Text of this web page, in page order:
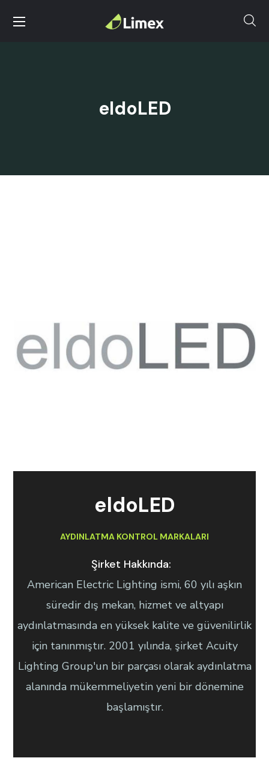
eldoLED
eldoLED
AYDINLATMA KONTROL MARKALARI
Şirket Hakkında:
American Electric Lighting ismi, 60 yılı aşkın
süredir dış mekan, hizmet ve altyapı
aydınlatmasında en yüksek kalite ve güvenilirlik
için tanınmıştır. 2001 yılında, şirket Acuity
Lighting Group'un bir parçası olarak aydınlatma
alanında mükemmeliyetin yeni bir dönemine
başlamıştır.